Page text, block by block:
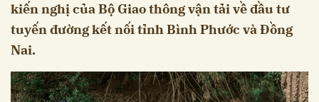
kiến nghị của Bộ Giao thông vận tải về đầu tư
tuyến đường kết nối tỉnh Bình Phước và Đồng
Nai.